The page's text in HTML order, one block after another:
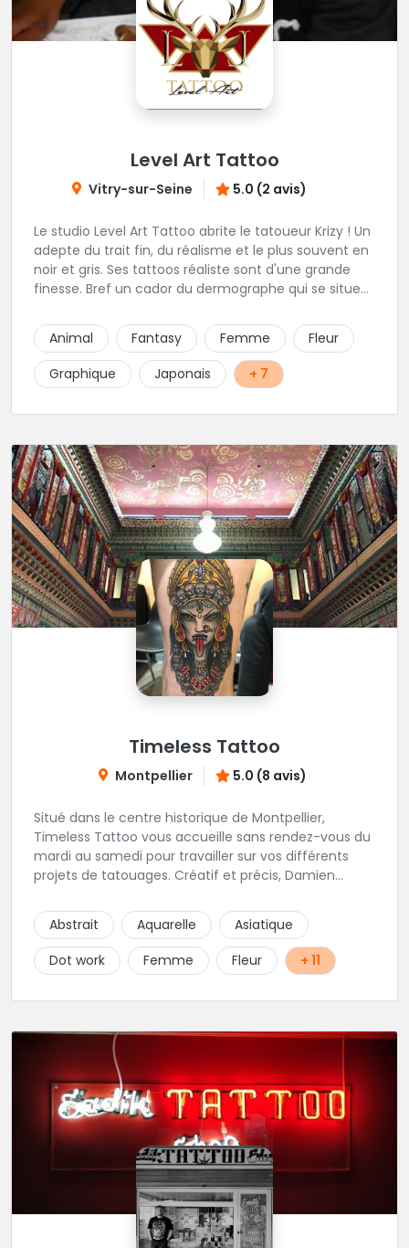
Level Art Tattoo
Vitry-sur-Seine 5.0 (2 avis)
Le studio Level Art Tattoo abrite le tatoueur Krizy ! Un
adepte du trait fin, du réalisme et le plus souvent en
noir et gris. Ses tattoos réaliste sont d'une grande
finesse. Bref un cador du dermographe qui se situe
Animal
Fantasy Femme
Fleur
Graphique
Japonais + 7
Timeless Tattoo
Montpellier 5.0 (8 avis)
Situé dans le centre historique de Montpellier,
Timeless Tattoo vous accueille sans rendez-vous du
mardi au samedi pour travailler sur vos différents
projets de tatouages. Créatif et précis, Damien
sans failles. Spécialisé dans le tatouage traditionnel,
old school, mais également à l'aise dans la
réalisation de pièces de styles différents : Dotwork,
Japonais, Graphique, mandala .. N'hésitez pas à le
Abstrait Aquarelle
Asiatique
Dot work
Femme Fleur + 11